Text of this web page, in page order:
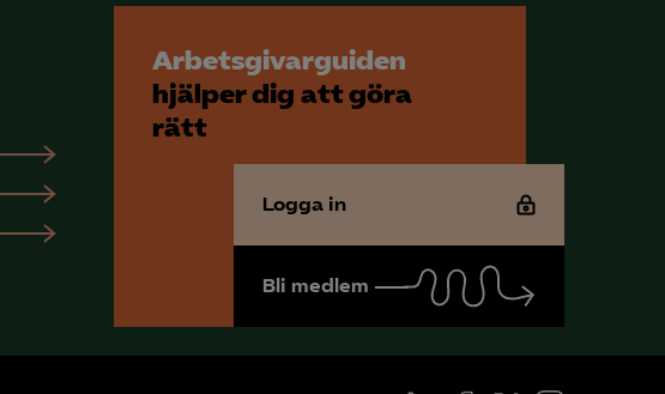
Arbetsgivarguiden
hjälper dig att göra
rätt
Logga in
Bli medlem